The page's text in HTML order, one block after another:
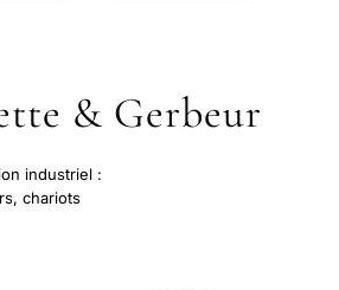
& Gerbeur
industriel :
chariots